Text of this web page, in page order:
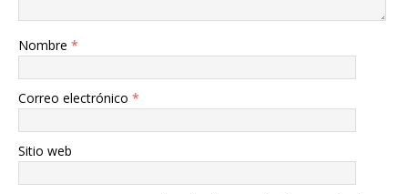
Nombre *
Correo electrónico *
Sitio web